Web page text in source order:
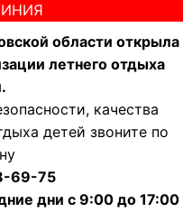
области открыла
летнего отдыха
качества
детей звоните по
69-75
дни с 9:00 до 17:00